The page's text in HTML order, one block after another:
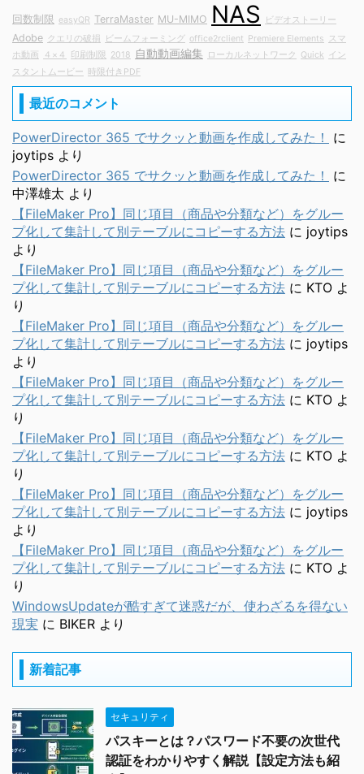
回数制限 easyQR TerraMaster MU-MIMO NAS ビデオストーリー
Adobe クエリの破損 ビームフォーミング office2rclient Premiere Elements
スマ
ホ動画
４×４ 印刷制限 2018 自動動画編集 ローカルネットワーク Quick
イン
スタントムービー 時限付きPDF
最近のコメント
PowerDirector 365 でサクッと動画を作成してみた！
に
joytips より
PowerDirector 365 でサクッと動画を作成してみた！
に
中澤雄太 より
【FileMaker Pro】同じ項目（商品や分類など）をグルー
プ化して集計して別テーブルにコピーする方法 に joytips
より
【FileMaker Pro】同じ項目（商品や分類など）をグルー
プ化して集計して別テーブルにコピーする方法 に KTO よ
り
【FileMaker Pro】同じ項目（商品や分類など）をグルー
プ化して集計して別テーブルにコピーする方法 に joytips
より
【FileMaker Pro】同じ項目（商品や分類など）をグルー
プ化して集計して別テーブルにコピーする方法 に KTO よ
り
【FileMaker Pro】同じ項目（商品や分類など）をグルー
プ化して集計して別テーブルにコピーする方法 に KTO よ
り
【FileMaker Pro】同じ項目（商品や分類など）をグルー
プ化して集計して別テーブルにコピーする方法 に joytips
より
【FileMaker Pro】同じ項目（商品や分類など）をグルー
プ化して集計して別テーブルにコピーする方法 に KTO よ
り
WindowsUpdateが酷すぎて迷惑だが、使わざるを得ない
現実 に BIKER より
新着記事
セキュリティ
パスキーとは？パスワード不要の次世代
認証をわかりやすく解説【設定方法も紹